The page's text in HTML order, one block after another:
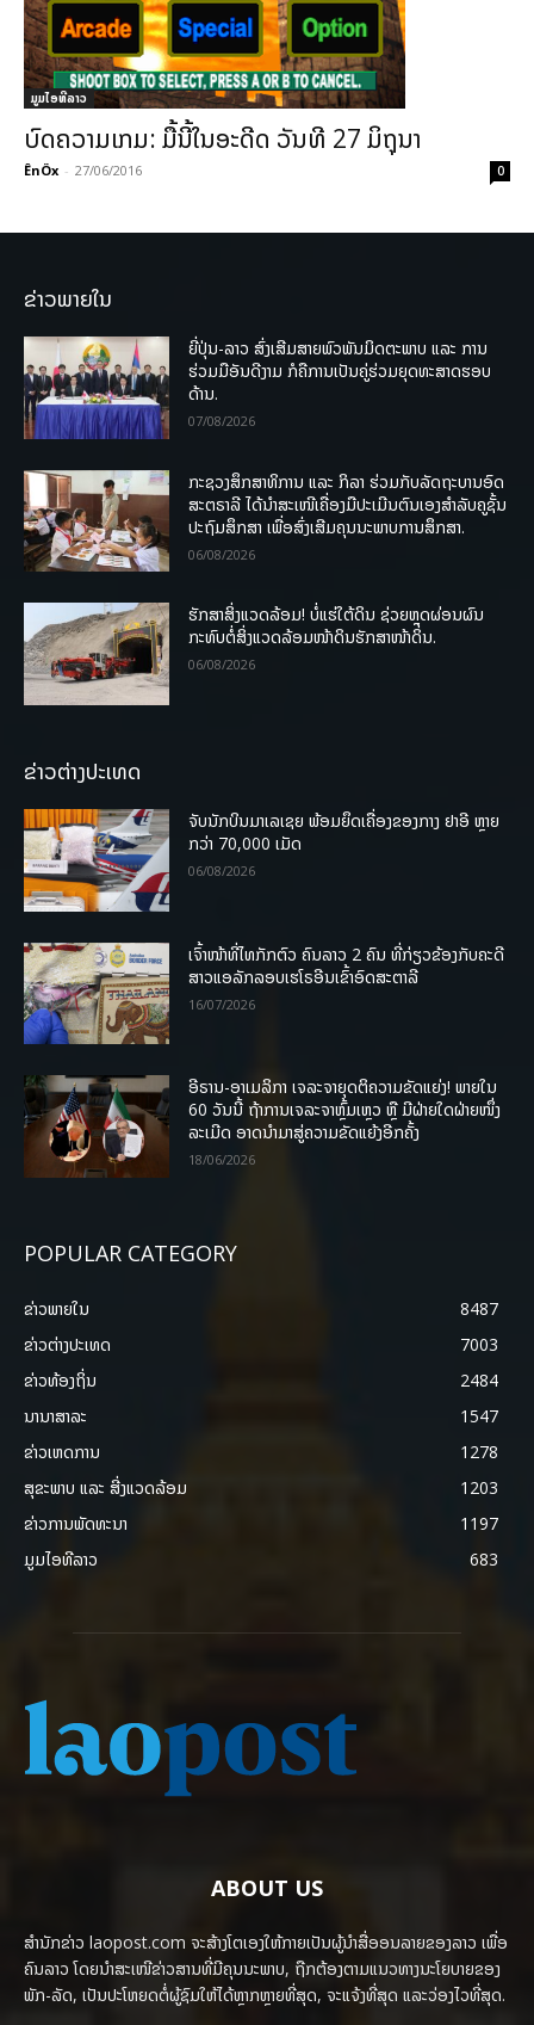
ມູມໄອທີລາວ
ບົດຄວາມເກມ: ມື້ນີ້ໃນອະດີດ ວັນທີ 27 ມິຖຸນາ
ÊnÖx - 27/06/2016 0
ຂ່າວພາຍໃນ
ຍີ່ປຸ່ນ-ລາວ ສົ່ງເສີມສາຍພົວພັນມິດຕະພາບ ແລະ ການ
ຮ່ວມມືອັນດີງາມ ກໍຄືການເປັນຄູ່ຮ່ວມຍຸດທະສາດຮອບ
ດ້ານ.
07/08/2026
ກະຊວງສຶກສາທິການ ແລະ ກິລາ ຮ່ວມກັບລັດຖະບານອົດ
ສະຕຣາລີ ໄດ້ນຳສະເໜີເຄື່ອງມືປະເມີນຕົນເອງສຳລັບຄູຊັ້ນ
ປະຖົມສຶກສາ ເພື່ອສົ່ງເສີມຄຸນນະພາບການສຶກສາ.
06/08/2026
ຮັກສາສິ່ງແວດລ້ອມ! ບໍ່ແຮ່ໃຕ້ດິນ ຊ່ວຍຫຼຸດຜ່ອນຜົນ
ກະທົບຕໍ່ສິ່ງແວດລ້ອມໜ້າດິນຮັກສາໜ້າດິນ.
06/08/2026
ຂ່າວຕ່າງປະເທດ
ຈັບນັກບິນມາເລເຊຍ ພ້ອມຍຶດເຄື່ອງຂອງກາງ ຢາອີ ຫຼາຍ
ກວ່າ 70,000 ເມັດ
06/08/2026
ເຈົ້າໜ້າທີ່ໄທກັກຕົວ ຄົນລາວ 2 ຄົນ ທີ່ກ່ຽວຂ້ອງກັບຄະດີ
ສາວແອລັກລອບເຮໂຣອີນເຂົ້າອົດສະຕາລີ
16/07/2026
ອີຣານ-ອາເມລິກາ ເຈລະຈາຍຸດຕິຄວາມຂັດແຍ່ງ! ພາຍໃນ
60 ວັນນີ້ ຖ້າການເຈລະຈາຫຼົ້ມເຫຼວ ຫຼື ມີຝ່າຍໃດຝ່າຍໜຶ່ງ
ລະເມີດ ອາດນໍາມາສູ່ຄວາມຂັດແຍ້ງອີກຄັ້ງ
18/06/2026
POPULAR CATEGORY
ຂ່າວພາຍ​ໃນ
8487
ຂ່າວຕ່າງປະເທດ
7003
ຂ່າວທ້ອງຖິ່ນ
2484
ນານາສາລະ
1547
ຂ່າວເຫດການ
1278
ສຸຂະພາບ ແລະ ສີ່ງແວດລ້ອມ
1203
ຂ່າວການພັດທະນາ
1197
ມູມໄອທີລາວ
683
ABOUT US
ສຳນັກຂ່າວ laopost.com ຈະສ້າງໂຕເອງໃຫ້ກາຍເປັນຜູ້ນຳສື່ອອນລາຍຂອງລາວ ເພື່ອ
ຄົນລາວ ໂດຍນຳສະເໜີຂ່າວສານທີ່ມີຄຸນນະພາບ, ຖືກຕ້ອງຕາມແນວທາງນະໂຍບາຍຂອງ
ພັກ-ລັດ, ເປັນປະໂຫຍດຕໍ່ຜູ້ຊົມໃຫ້ໄດ້ຫຼາກຫຼາຍທີ່ສຸດ, ຈະແຈ້ງທີ່ສຸດ ແລະວ່ອງໄວທີ່ສຸດ.